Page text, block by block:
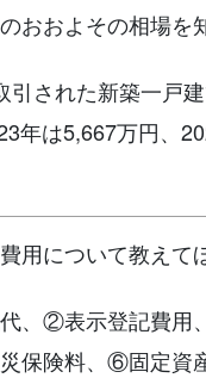
おおよその相場を
された新築一戸
年は5,667万円、
用について教えて
、②表示登記費
保険料、⑥固定資